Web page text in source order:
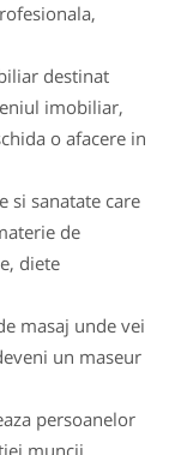
destinat
imobiliar,
o afacere in
si sanatate care
de
diete
masaj unde vei
un maseur
persoanelor
muncii